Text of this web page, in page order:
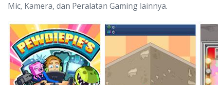
Mic, Kamera, dan Peralatan Gaming lainnya.